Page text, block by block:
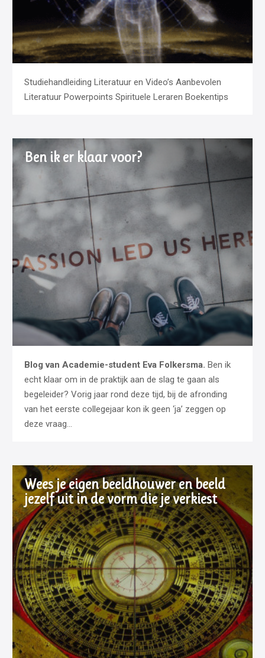
Studiehandleiding Literatuur en Video’s Aanbevolen
Literatuur Powerpoints Spirituele Leraren Boekentips
Ben ik er klaar voor?
Blog van Academie-student Eva Folkersma. Ben ik
echt klaar om in de praktijk aan de slag te gaan als
begeleider? Vorig jaar rond deze tijd, bij de afronding
van het eerste collegejaar kon ik geen ‘ja’ zeggen op
deze vraag…
Wees je eigen beeldhouwer en beeld
jezelf uit in de vorm die je verkiest